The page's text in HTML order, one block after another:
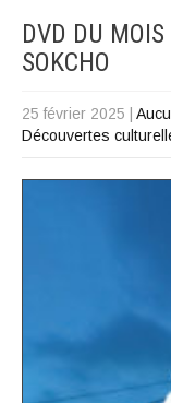
DVD DU
SOKCHO
25 février 2025
Découvertes